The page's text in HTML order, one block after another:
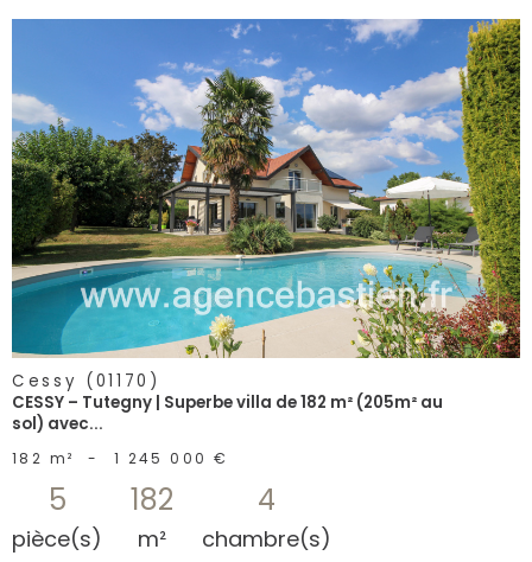
voir le
bien
Cessy (01170)
CESSY – Tutegny | Superbe villa de 182 m² (205m² au
sol) avec...
182 m² - 1 245 000 €
5
pièce(s)
182
m²
4
chambre(s)